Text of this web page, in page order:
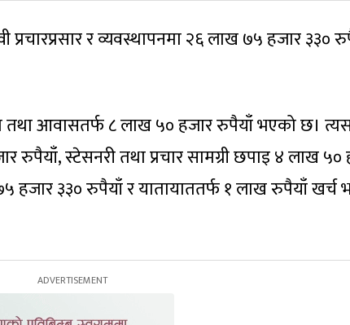
र व्यवस्थापनमा २६ लाख ७५ हजार ३३०
तथा आवासतर्फ ८ लाख ५० हजार रुपैयाँ भएको छ।
रुपैयाँ, स्टेसनरी तथा प्रचार सामग्री छपाइ ४ लाख ५०
हजार ३३० रुपैयाँ र यातायाततर्फ १ लाख रुपैयाँ खर्च